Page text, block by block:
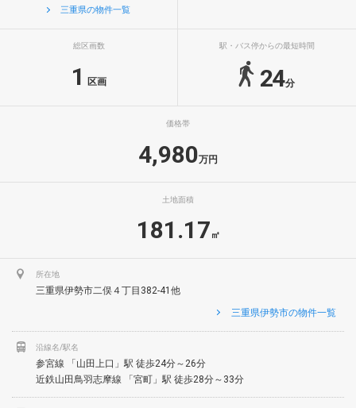
三重県の物件一覧
総区画数
1 区画
駅・バス停からの最短時間
24分
価格帯
4,980万円
土地面積
181.17 ㎡
所在地
三重県伊勢市二俣４丁目382-41他
三重県伊勢市の物件一覧
沿線名/駅名
参宮線 「山田上口」駅 徒歩24分～26分
近鉄山田鳥羽志摩線 「宮町」駅 徒歩28分～33分